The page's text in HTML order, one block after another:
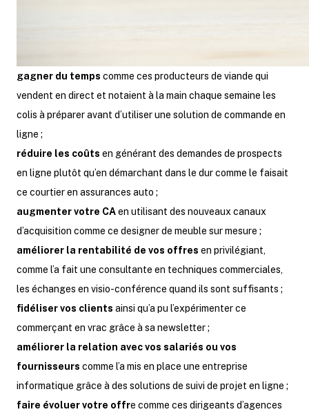
gagner du temps comme ces producteurs de viande qui
vendent en direct et notaient à la main chaque semaine les
colis à préparer avant d’utiliser une solution de commande en
ligne ;
réduire les coûts en générant des demandes de prospects
en ligne plutôt qu’en démarchant dans le dur comme le faisait
ce courtier en assurances auto ;
augmenter votre CAen utilisant des nouveaux canaux
d’acquisition comme ce designer de meuble sur mesure ;
améliorer la rentabilité de vos offres en privilégiant,
comme l’a fait une consultante en techniques commerciales,
les échanges en visio-conférence quand ils sont suffisants ;
fidéliser vos clients ainsi qu’a pu l’expérimenter ce
commerçant en vrac grâce à sa newsletter ;
améliorer la relation avec vos salariés ou vos
fournisseurs comme l’a mis en place une entreprise
informatique grâce à des solutions de suivi de projet en ligne ;
faire évoluer votre offre comme ces dirigeants d’agences